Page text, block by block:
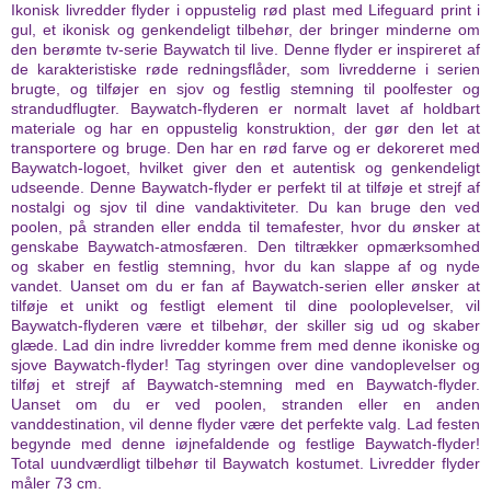
Ikonisk livredder flyder i oppustelig rød plast med Lifeguard print i
gul, et ikonisk og genkendeligt tilbehør, der bringer minderne om
den berømte tv-serie Baywatch til live. Denne flyder er inspireret af
de karakteristiske røde redningsflåder, som livredderne i serien
brugte, og tilføjer en sjov og festlig stemning til poolfester og
strandudflugter. Baywatch-flyderen er normalt lavet af holdbart
materiale og har en oppustelig konstruktion, der gør den let at
transportere og bruge. Den har en rød farve og er dekoreret med
Baywatch-logoet, hvilket giver den et autentisk og genkendeligt
udseende. Denne Baywatch-flyder er perfekt til at tilføje et strejf af
nostalgi og sjov til dine vandaktiviteter. Du kan bruge den ved
poolen, på stranden eller endda til temafester, hvor du ønsker at
genskabe Baywatch-atmosfæren. Den tiltrækker opmærksomhed
og skaber en festlig stemning, hvor du kan slappe af og nyde
vandet. Uanset om du er fan af Baywatch-serien eller ønsker at
tilføje et unikt og festligt element til dine pooloplevelser, vil
Baywatch-flyderen være et tilbehør, der skiller sig ud og skaber
glæde. Lad din indre livredder komme frem med denne ikoniske og
sjove Baywatch-flyder! Tag styringen over dine vandoplevelser og
tilføj et strejf af Baywatch-stemning med en Baywatch-flyder.
Uanset om du er ved poolen, stranden eller en anden
vanddestination, vil denne flyder være det perfekte valg. Lad festen
begynde med denne iøjnefaldende og festlige Baywatch-flyder!
Total uundværdligt tilbehør til Baywatch kostumet. Livredder flyder
måler 73 cm.